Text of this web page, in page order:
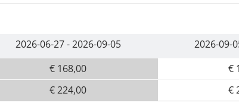
2026-06-27 - 2026-09-05
€ 168,00
€ 224,00
2026-09-
€
€